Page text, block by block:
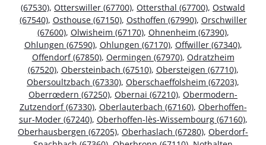
(67530), Otterswiller (67700), Ottersthal (67700), Ostwald
(67540), Osthouse (67150), Osthoffen (67990), Orschwiller
(67600), Olwisheim (67170), Ohnenheim (67390),
Ohlungen (67590), Ohlungen (67170), Offwiller (67340),
Offendorf (67850), Oermingen (67970), Odratzheim
(67520), Obersteinbach (67510), Obersteigen (67710),
Obersoultzbach (67330), Oberschaeffolsheim (67203),
Oberrœdern (67250), Obernai (67210), Obermodern-
Zutzendorf (67330), Oberlauterbach (67160), Oberhoffen-
sur-Moder (67240), Oberhoffen-lès-Wissembourg (67160),
Oberhausbergen (67205), Oberhaslach (67280), Oberdorf-